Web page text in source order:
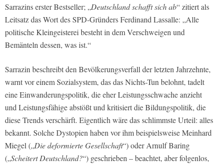
Sarrazins erster Bestseller; „Deutschland schafft sich ab“ zitiert als
Leitsatz das Wort des SPD-Gründers Ferdinand Lassalle: „Alle
politische Kleingeisterei besteht in dem Verschweigen und
Bemänteln dessen, was ist.“
Sarrazin beschreibt den Bevölkerungsverfall der letzten Jahrzehnte,
warnt vor einem Sozialsystem, das das Nichts-Tun belohnt, tadelt
eine Einwanderungspolitik, die eher Leistungsschwache anzieht
und Leistungsfähige abstößt und kritisiert die Bildungspolitik, die
diese Trends verschärft. Eigentlich wäre das schlimmste Urteil: alles
bekannt. Solche Dystopien haben vor ihm beispielsweise Meinhard
Miegel („Die deformierte Gesellschaft“) oder Arnulf Baring
(„Scheitert Deutschland?“) geschrieben – beachtet, aber folgenlos,